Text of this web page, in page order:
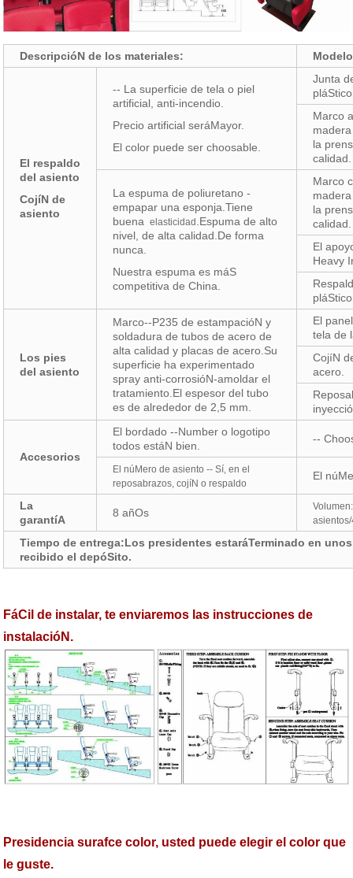
DescripcióN de los materiales:
El respaldo
del asiento
CojíN de
asiento
-- La superficie de tela o piel
artificial, anti-incendio.
Precio artificial seráMayor.
El color puede ser choosable.
Junta
Marco
la
calidad.
La espuma de poliuretano -
empapar una esponja.Tiene
buena elasticidad .Espuma de alto
nivel, de alta calidad.De forma
nunca.
Nuestra espuma es máS
competitiva de China.
Marco
la
calidad.
El
Heavy
Los pies
del asiento
Marco--P235 de estampacióN y
soldadura de tubos de acero de
alta calidad y placas de acero.Su
superficie ha experimentado
spray anti-corrosióN-amoldar el
tratamiento.El espesor del tubo
es de alrededor de 2,5 mm.
El
tela de
CojíN
acero.
Accesorios
El bordado --Number o logotipo
todos estáN bien.
--
El núMero de asiento -- Sí, en el
reposabrazos, cojíN o respaldo
El
La
garantíA
8 añOs Volumen:
Tiempo de entrega:Los presidentes estaráTerminado en
recibido el depóSito.
FáCil de instalar, te enviaremos las instrucciones de
instalacióN.
Presidencia surafce color, usted puede elegir el color que
le guste.